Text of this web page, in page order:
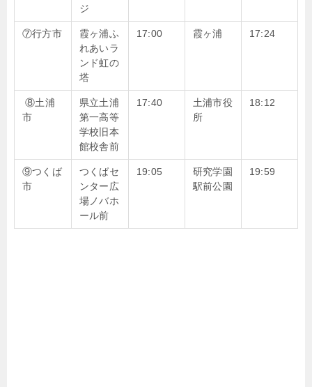
ジ
⑦行方市
霞ヶ浦ふ
れあいラ
ンド虹の
塔
17:00 霞ヶ浦 17:24
⑧土浦
市
県立土浦
第一高等
学校旧本
館校舎前
17:40
土浦市役
所
18:12
⑨つくば
市
つくばセ
ンター広
場ノバホ
ール前
19:05
研究学園
駅前公園
19:59